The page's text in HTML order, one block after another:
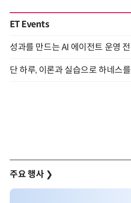
ET Events
주요 행사 ❯